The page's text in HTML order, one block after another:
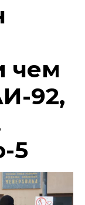
чем
92,
5